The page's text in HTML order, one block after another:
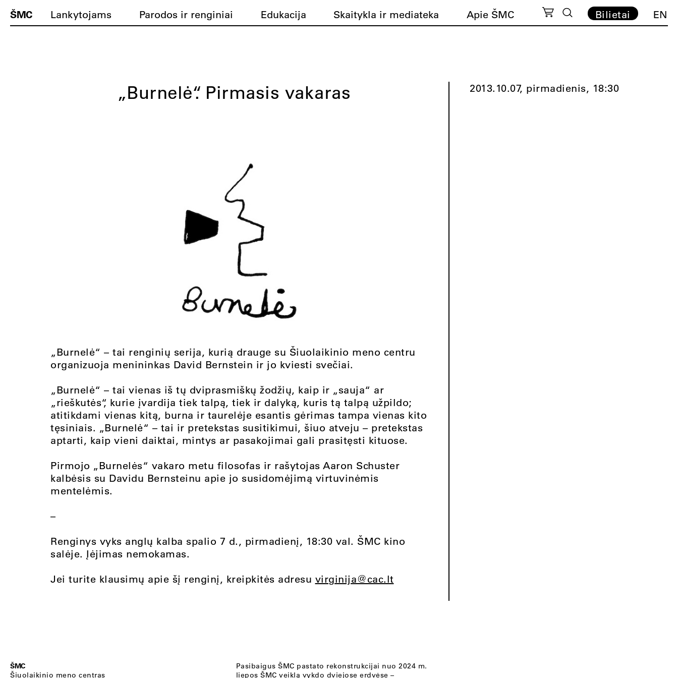
ŠMC Lankytojams Parodos ir renginiai Edukacija Skaitykla ir mediateka Apie ŠMC Bilietai EN
„Burnelė“. Pirmasis vakaras
„Burnelė“ – tai renginių serija, kurią drauge su Šiuolaikinio meno centru
organizuoja menininkas David Bernstein ir jo kviesti svečiai.
„Burnelė“ – tai vienas iš tų dviprasmiškų žodžių, kaip ir „sauja“ ar
„rieškutės“, kurie įvardija tiek talpą, tiek ir dalyką, kuris tą talpą užpildo;
atitikdami vienas kitą, burna ir taurelėje esantis gėrimas tampa vienas kito
tęsiniais. „Burnelė“ – tai ir pretekstas susitikimui, šiuo atveju – pretekstas
aptarti, kaip vieni daiktai, mintys ar pasakojimai gali prasitęsti kituose.
Pirmojo „Burnelės“ vakaro metu filosofas ir rašytojas Aaron Schuster
kalbėsis su Davidu Bernsteinu apie jo susidomėjimą virtuvinėmis
mentelėmis.
–
Renginys vyks anglų kalba spalio 7 d., pirmadienį, 18:30 val. ŠMC kino
salėje. Įėjimas nemokamas.
Jei turite klausimų apie šį renginį, kreipkitės adresu virginija@cac.lt
2013.10.07, pirmadienis, 18:30
ŠMC
Šiuolaikinio meno centras
Pasibaigus ŠMC pastato rekonstrukcijai nuo 2024 m.
liepos ŠMC veiklą vykdo dviejose erdvėse –